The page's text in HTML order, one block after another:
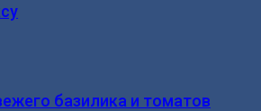
базилика и томатов